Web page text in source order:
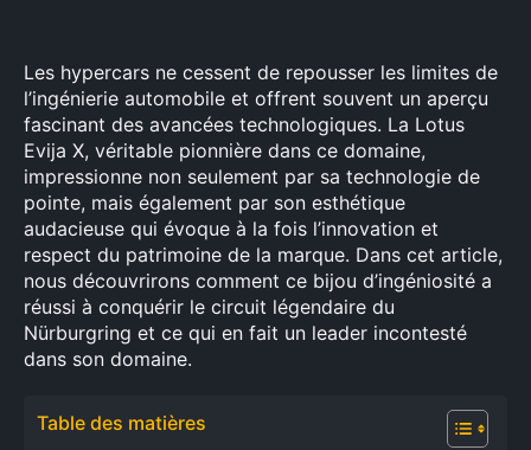
Les hypercars ne cessent de repousser les limites de
l’ingénierie automobile et offrent souvent un aperçu
fascinant des avancées technologiques. La Lotus
Evija X, véritable pionnière dans ce domaine,
impressionne non seulement par sa technologie de
pointe, mais également par son esthétique
audacieuse qui évoque à la fois l’innovation et
respect du patrimoine de la marque. Dans cet article,
nous découvrirons comment ce bijou d’ingéniosité a
réussi à conquérir le circuit légendaire du
Nürburgring et ce qui en fait un leader incontesté
dans son domaine.
Table des matières